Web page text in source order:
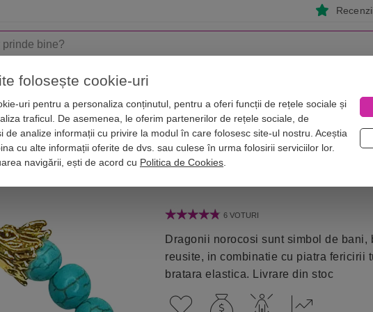
Zodii Astrologie Numerologie
norocoase Bratara dragoni norocosi cu perla nemuririi si piatra turcoaz
nemuririi si piatra turcoaz, pietrele
6 VOTURI
Dragonii norocosi sunt simbol de bani,
reusite, in combinatie cu piatra fericirii
bratara elastica. Livrare din stoc
folosește cookie-uri
uri pentru a personaliza conținutul, pentru a oferi funcții de rețele sociale și
traficul. De asemenea, le oferim partenerilor de rețele sociale, de
de analize informații cu privire la modul în care folosesc site-ul nostru. Aceștia
cu alte informații oferite de dvs. sau culese în urma folosirii serviciilor lor.
navigării, ești de acord cu Politica de Cookies.